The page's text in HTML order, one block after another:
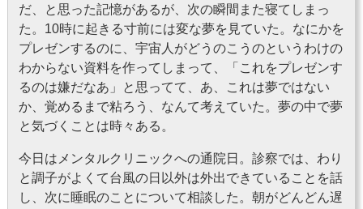
だ、と思った記憶があるが、次の瞬間また寝てしまっ
た。10時に起きる寸前には変な夢を見ていた。なにかを
プレゼンするのに、宇宙人がどうのこうのというわけの
わからない資料を作ってしまって、「これをプレゼンす
るのは嫌だなあ」と思ってて、あ、これは夢ではない
か、覚めるまで粘ろう、なんて考えていた。夢の中で夢
と気づくことは時々ある。
今日はメンタルクリニックへの通院日。診察では、わり
と調子がよくて台風の日以外は外出できていることを話
し、次に睡眠のことについて相談した。朝がどんどん遅